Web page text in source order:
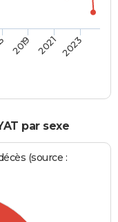
2019 2021 2023
par sexe
(source :